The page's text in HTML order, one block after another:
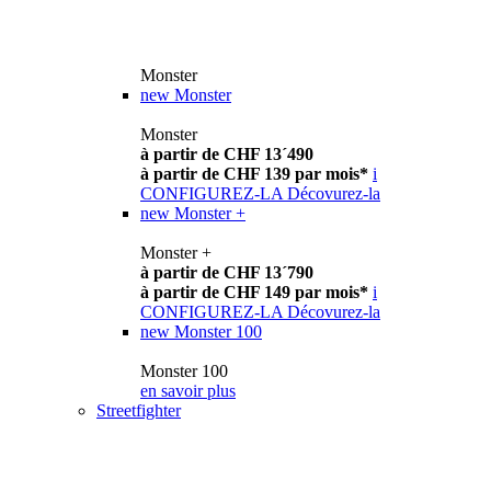
Monster
new Monster
Monster
à partir de CHF 13´490
à partir de CHF 139 par mois* i
CONFIGUREZ-LA Décovurez-la
new Monster +
Monster +
à partir de CHF 13´790
à partir de CHF 149 par mois* i
CONFIGUREZ-LA Décovurez-la
new Monster 100
Monster 100
en savoir plus
Streetfighter